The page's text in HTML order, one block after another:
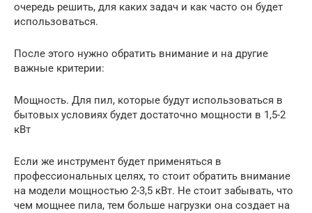
очередь решить, для каких задач и как часто он будет
использоваться.
После этого нужно обратить внимание и на другие
важные критерии:
Мощность. Для пил, которые будут использоваться в
бытовых условиях будет достаточно мощности в 1,5-2
кВт
Если же инструмент будет применяться в
профессиональных целях, то стоит обратить внимание
на модели мощностью 2-3,5 кВт. Не стоит забывать, что
чем мощнее пила, тем больше нагрузки она создает на